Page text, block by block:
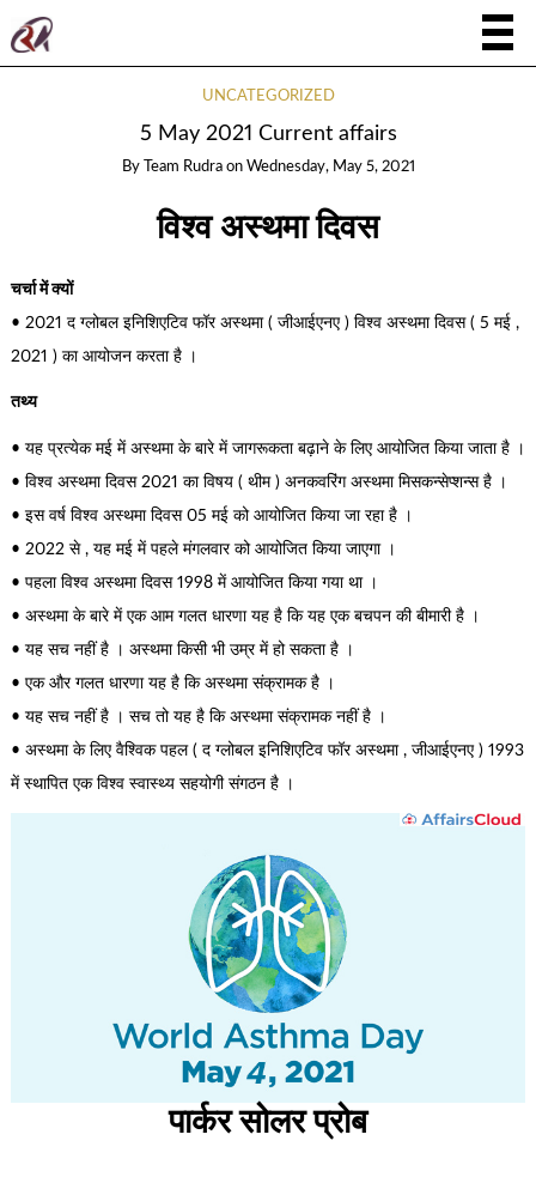
UNCATEGORIZED
5 May 2021 Current affairs
By Team Rudra on Wednesday, May 5, 2021
विश्व अस्थमा दिवस
चर्चा में क्यों
• 2021 द ग्लोबल इनिशिएटिव फॉर अस्थमा ( जीआईएनए ) विश्व अस्थमा दिवस ( 5 मई ,
2021 ) का आयोजन करता है ।
तथ्य
• यह प्रत्येक मई में अस्थमा के बारे में जागरूकता बढ़ाने के लिए आयोजित किया जाता है ।
• विश्व अस्थमा दिवस 2021 का विषय ( थीम ) अनकवरिंग अस्थमा मिसकन्सेप्शन्स है ।
• इस वर्ष विश्व अस्थमा दिवस 05 मई को आयोजित किया जा रहा है ।
• 2022 से , यह मई में पहले मंगलवार को आयोजित किया जाएगा ।
• पहला विश्व अस्थमा दिवस 1998 में आयोजित किया गया था ।
• अस्थमा के बारे में एक आम गलत धारणा यह है कि यह एक बचपन की बीमारी है ।
• यह सच नहीं है । अस्थमा किसी भी उम्र में हो सकता है ।
• एक और गलत धारणा यह है कि अस्थमा संक्रामक है ।
• यह सच नहीं है । सच तो यह है कि अस्थमा संक्रामक नहीं है ।
• अस्थमा के लिए वैश्विक पहल ( द ग्लोबल इनिशिएटिव फॉर अस्थमा , जीआईएनए ) 1993
में स्थापित एक विश्व स्वास्थ्य सहयोगी संगठन है ।
पार्कर सोलर प्रोब